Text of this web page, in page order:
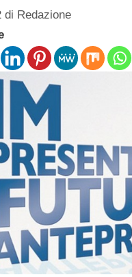
di Redazione